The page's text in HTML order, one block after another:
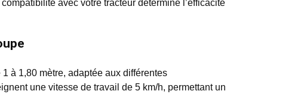
avec votre tracteur détermine l’efficacité
à 1,80 mètre, adaptée aux différentes
une vitesse de travail de 5 km/h, permettant un